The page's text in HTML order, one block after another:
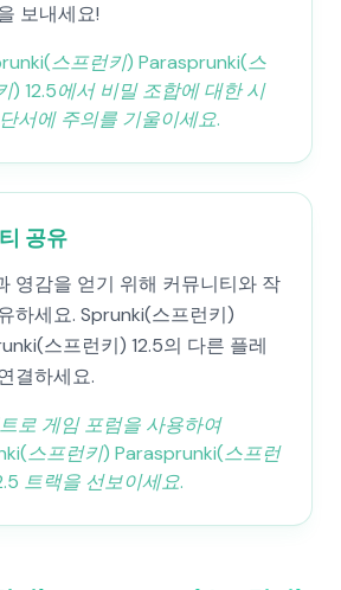
보내세요!
스프런키) Parasprunki(스
) 12.5에서 비밀 조합에 대한 시
서에 주의를 기울이세요.
공유
영감을 얻기 위해 커뮤니티와 작
하세요. Sprunki(스프런키)
스프런키) 12.5의 다른 플레
결하세요.
로 게임 포럼을 사용하여
스프런키) Parasprunki(스프런
트랙을 선보이세요.